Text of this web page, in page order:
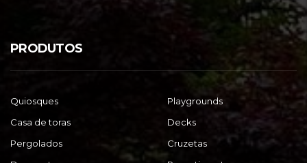
PRODUTOS
Quiosques
Playgrounds
Casa de toras
Decks
Pergolados
Cruzetas